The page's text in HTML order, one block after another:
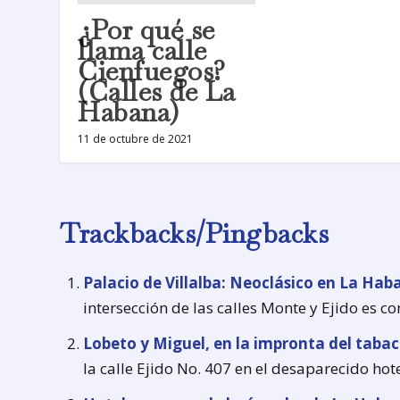
¿Por qué se
llama calle
Cienfuegos?
(Calles de La
Habana)
11 de octubre de 2021
Trackbacks/Pingbacks
Palacio de Villalba: Neoclásico en La
intersección de las calles Monte y Ejido es
Lobeto y Miguel, en la impronta del
la calle Ejido No. 407 en el desaparecido